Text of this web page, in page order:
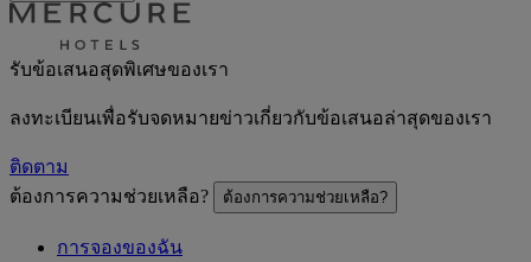
รับข้อเสนอสุดพิเศษของเรา
ลงทะเบียนเพื่อรับจดหมายข่าวเกี่ยวกับข้อเสนอล่าสุดของเรา
ติดตาม
ต้องการความช่วยเหลือ?
ต้องการความช่วยเหลือ?
การจองของฉัน